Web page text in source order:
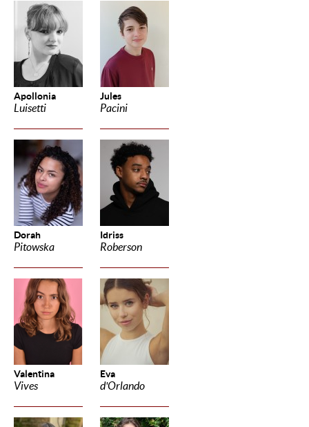
Apollonia
Luisetti
Jules
Pacini
Dorah
Pitowska
Idriss
Roberson
Valentina
Vives
Eva
d'Orlando